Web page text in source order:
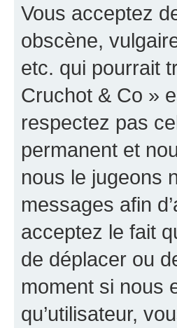
Vous acceptez
obscène,
etc. qui pourrait
Cruchot & Co »
respectez pas
permanent et
nous le jugeons
messages afin
acceptez le fait
de déplacer ou
moment si nous
qu’utilisateur,